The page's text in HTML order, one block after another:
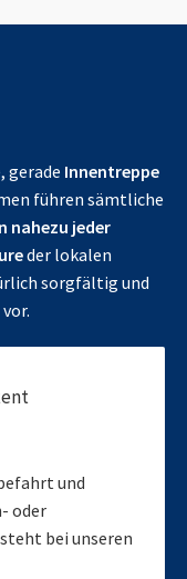
gerade Innentreppe
führen sämtliche
nahezu jeder
der lokalen
sorgfältig und
und
oder
bei unseren